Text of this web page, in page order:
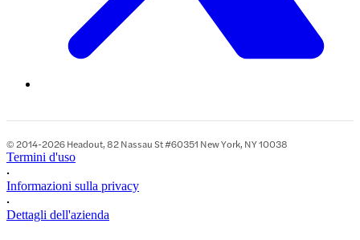
© 2014-2026 Headout, 82 Nassau St #60351 New York, NY 10038
Termini d'uso
•
Informazioni sulla privacy
•
Dettagli dell'azienda